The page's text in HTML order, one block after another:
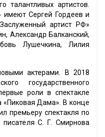
талантливых артистов.
имеют Сергей Гордеев и
артист РФ»
Александр Балканский,
Лушечкина, Лилия
актерами. В 2018
государственного
роли в спектакле
Дама». В конце
премьеру спектакля по
писателя С. Г. Смирнова